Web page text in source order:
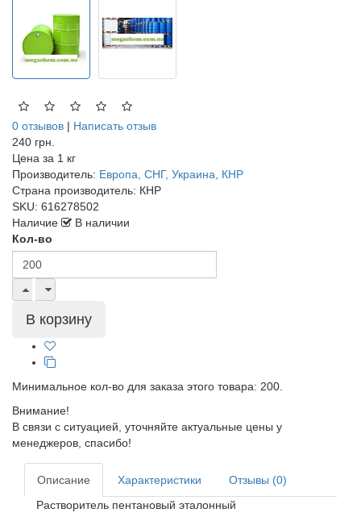
0 отзывов | Написать отзыв
240 грн.
Цена за 1 кг
Производитель: Европа, СНГ, Украина, КНР
Страна производитель: КНР
SKU: 616278502
Наличие
В наличии
Кол-во
Минимальное кол-во для заказа этого товара: 200.
Внимание!
В связи с ситуацией, уточняйте актуальные цены у
менеджеров, спасибо!
Описание Характеристики
Отзывы (0)
Растворитель пентановый эталонный